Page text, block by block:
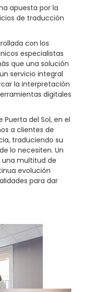
apuesta por la
de traducción
con los
especialistas
que una solución
servicio integral
la interpretación
digitales
del Sol, en el
a clientes de
traduciendo su
lo necesiten. Un
una multitud de
evolución
para dar